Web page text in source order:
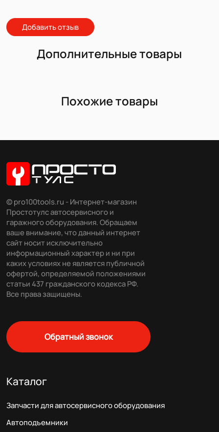
Добавить отзыв
Дополнительные товары
Похожие товары
© pro100tools.ru - Интернет-магазин
Простотулс автосервисного и
гаражного оборудования. Обращаем
ваше внимание, что данный интернет
сайт носит исключительно
информационный характер и ни при
каких условиях не является публичной
офертой, определяемой положениями
статьи 437 гражданского кодекса РФ.
Все права защищены.
Обратный звонок
Каталог
Запчасти для автосервисного оборудования
Автоподъемники